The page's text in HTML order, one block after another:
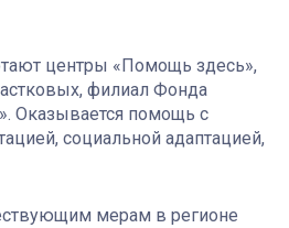
центры «Помощь здесь»,
филиал Фонда
Оказывается помощь с
социальной адаптацией,
мерам в регионе